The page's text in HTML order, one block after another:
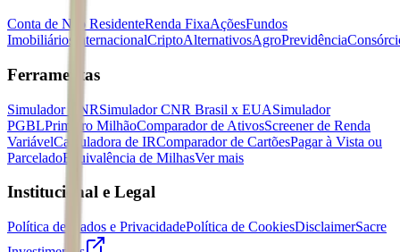
Conta de Não ResidenteRenda FixaAçõesFundos
Imobiliários
InternacionalCriptoAlternativosAgroPrevidência
Ferramentas
Simulador CNRSimulador CNR Brasil x EUASimulador
PGBLPrimeiro MilhãoComparador de AtivosScreener de Renda
VariávelCalculadora de IRComparador de CartõesPagar à Vista ou
ParceladoEquivalência de MilhasVer mais
Institucional e Legal
Política de Dados e PrivacidadePolítica de CookiesDisclaimerSacre